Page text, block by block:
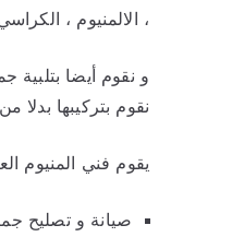
، الالمنيوم ،
و نقوم أيضا بتلبية
نقوم بتركيبها بدلا
يقوم فني المنيوم
صيانة و تصليح